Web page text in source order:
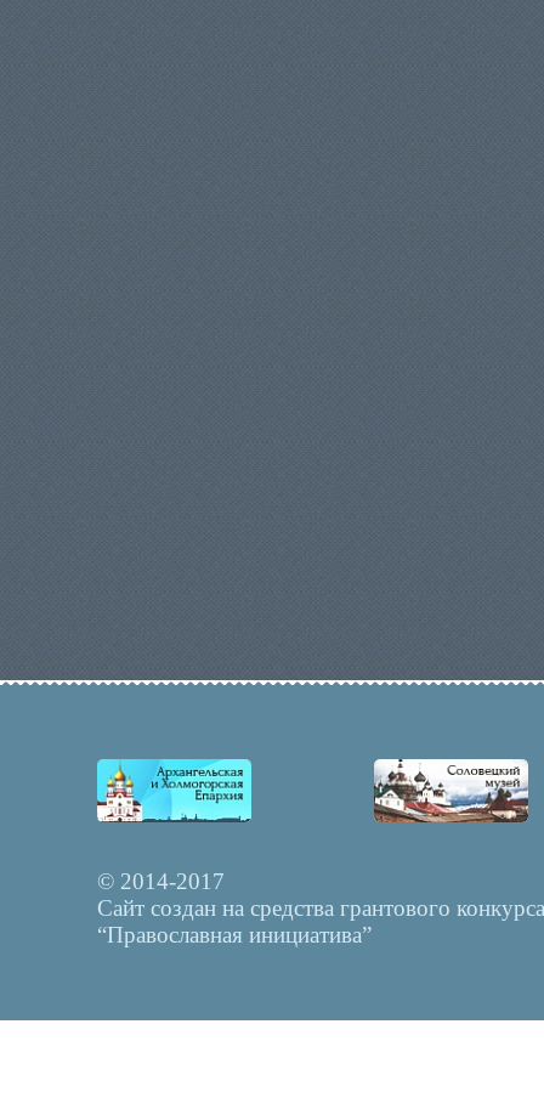
© 2014-2017
Сайт создан на средства грантового конкурса
“Православная инициатива”